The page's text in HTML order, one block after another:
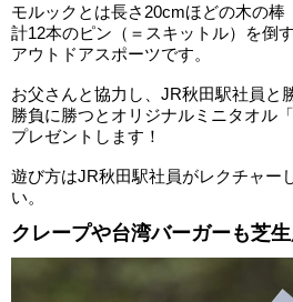
モルックとは⾧さ20cmほどの木の棒
計12本のピン（＝スキットル）を倒
アウトドアスポーツです。
お父さんと協力し、JR秋田駅社員と
勝負に勝つとオリジナルミニタオル
プレゼントします！
遊び方はJR秋田駅社員がレクチャー
い。
クレープや台湾バーガーも芝生